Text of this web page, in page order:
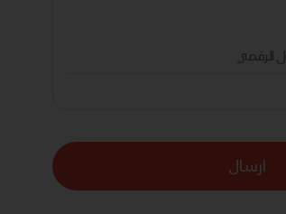
الرقمي
ارسال